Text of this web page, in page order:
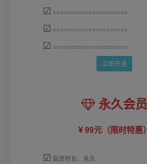
☑ =====================
☑ =====================
☑ =====================
立即开通
永久会员
99元（限时特惠）
☑ 会员时长：永久